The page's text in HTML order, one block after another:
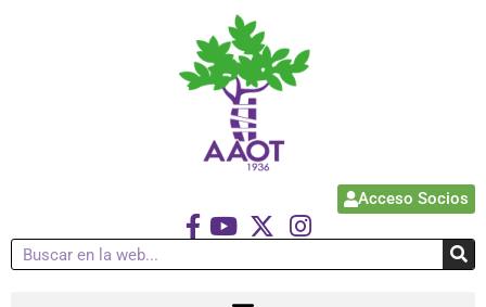
Acceso Socios